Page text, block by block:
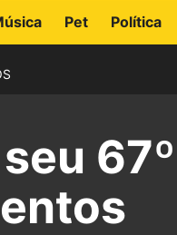
Pet Política
67º